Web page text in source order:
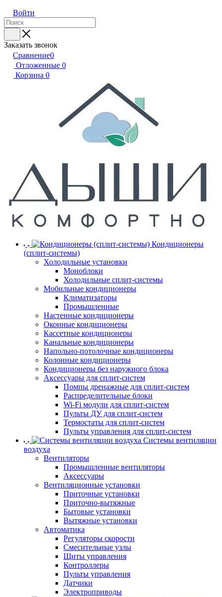
Войти
Заказать звонок
Сравнение0
Отложенные 0
Корзина 0
Кондиционеры
(сплит-системы)
Холодильные установки
Моноблоки
Холодильные сплит-системы
Мобильные кондиционеры
Климатизаторы
Промышленные
Настенные кондиционеры
Оконные кондиционеры
Кассетные кондиционеры
Канальные кондиционеры
Напольно-потолочные кондиционеры
Колонные кондиционеры
Кондиционеры без наружного блока
Аксессуары для сплит-систем
Помпы дренажные для сплит-систем
Распределительные блоки
Wi-Fi модули для сплит-систем
Пульты ДУ для сплит-систем
Термостаты для сплит-систем
Пульты управления для сплит-систем
Системы вентиляции
воздуха
Вентиляторы
Промышленные вентиляторы
Аксессуары
Вентиляционные установки
Приточные установки
Приточно-вытяжные
Бытовые установки
Вытяжные установки
Автоматика
Регуляторы скорости
Смесительные узлы
Щиты управления
Контроллеры
Пульты управления
Датчики
Электроприводы